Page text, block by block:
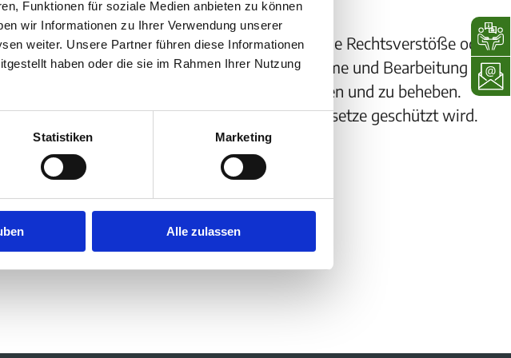
Funktionen für soziale Medien anbieten zu können
wir Informationen zu Ihrer Verwendung unserer
weiter. Unsere Partner führen diese Informationen
haben oder die sie im Rahmen Ihrer Nutzung
Statistiken Marketing
Alle zulassen
Lieferanten oder Dritte – uns auf mögliche Rechtsverstöße oder
Es dient ausschließlich der Entgegennahme und Bearbeitung
um Fehlverhalten und Missstände aufzuklären und zu beheben.
Hinweisgebers im Rahmen der geltenden Gesetze geschützt wird.
Ihrer Mitteilung.